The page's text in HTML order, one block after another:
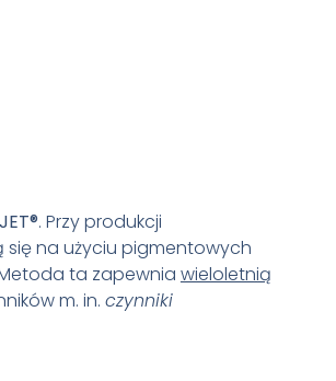
. Przy produkcji
na użyciu pigmentowych
ta zapewnia wieloletnią
m. in. czynniki